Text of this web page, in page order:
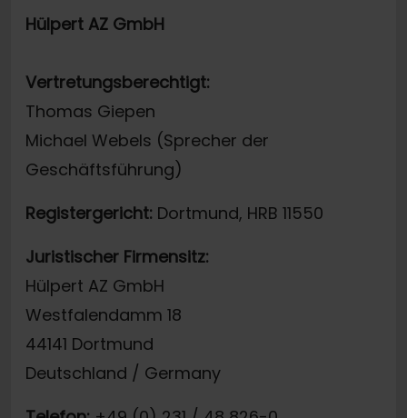
Hülpert AZ GmbH
Vertretungsberechtigt:
Thomas Giepen
Michael Webels (Sprecher der
Geschäftsführung)
Registergericht: Dortmund, HRB 11550
Juristischer Firmensitz:
Hülpert AZ GmbH
Westfalendamm 18
44141 Dortmund
Deutschland / Germany